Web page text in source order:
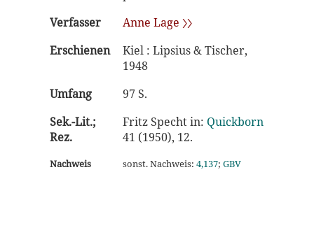
Verfasser
Anne Lage 〉〉
Erschienen
Kiel : Lipsius & Tischer,
1948
Umfang
97 S.
Sek.-Lit.;
Rez.
Fritz Specht in: Quickborn
41 (1950), 12.
Nachweis sonst. Nachweis: 4,137; GBV